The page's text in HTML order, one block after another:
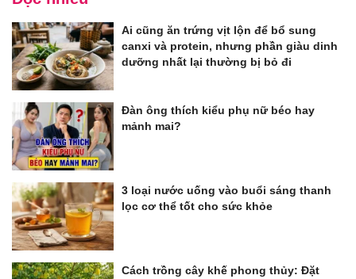
Ai cũng ăn trứng vịt lộn để bổ sung
canxi và protein, nhưng phần giàu dinh
dưỡng nhất lại thường bị bỏ đi
Đàn ông thích kiểu phụ nữ béo hay
mảnh mai?
3 loại nước uống vào buổi sáng thanh
lọc cơ thể tốt cho sức khỏe
Cách trồng cây khế phong thủy: Đặt